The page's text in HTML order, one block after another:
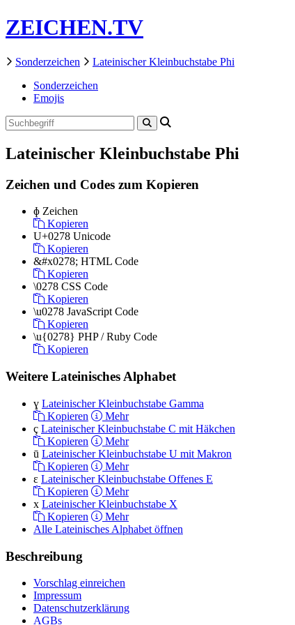
ZEICHEN.TV
Sonderzeichen
Lateinischer Kleinbuchstabe Phi
Sonderzeichen
Emojis
Lateinischer Kleinbuchstabe Phi
Zeichen und Codes zum Kopieren
ɸ Zeichen
Kopieren
U+0278 Unicode
Kopieren
&#x0278; HTML Code
Kopieren
\0278 CSS Code
Kopieren
\u0278 JavaScript Code
Kopieren
\u{0278} PHP / Ruby Code
Kopieren
Weitere Lateinisches Alphabet
ɣ Lateinischer Kleinbuchstabe Gamma
Kopieren
Mehr
ç Lateinischer Kleinbuchstabe C mit Häkchen
Kopieren
Mehr
ū Lateinischer Kleinbuchstabe U mit Makron
Kopieren
Mehr
ɛ Lateinischer Kleinbuchstabe Offenes E
Kopieren
Mehr
x Lateinischer Kleinbuchstabe X
Kopieren
Mehr
Alle Lateinisches Alphabet öffnen
Beschreibung
Vorschlag einreichen
Impressum
Datenschutzerklärung
AGBs